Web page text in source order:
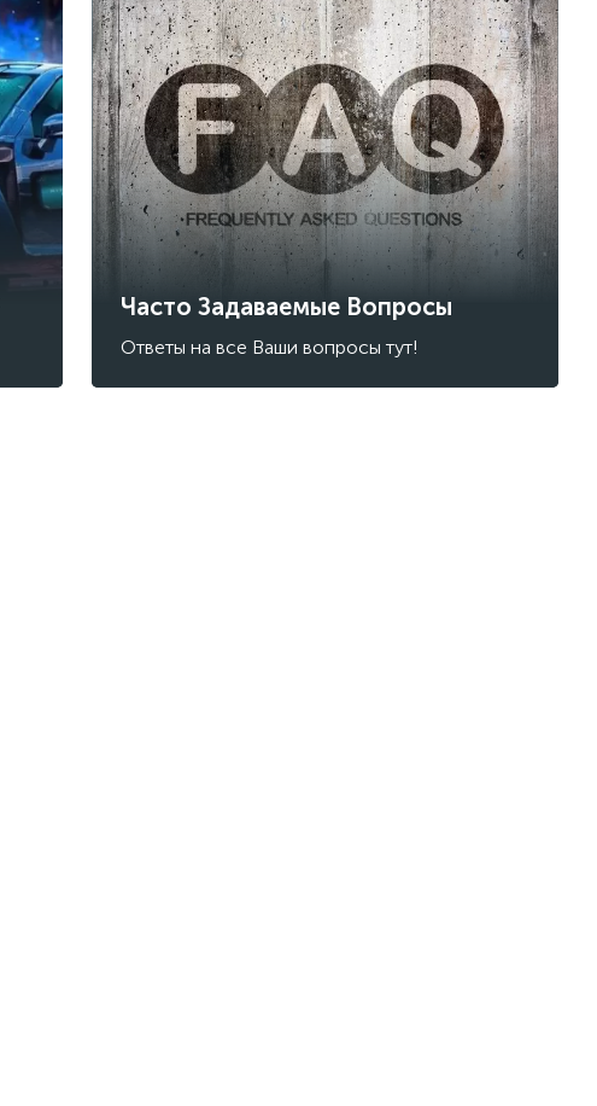
Часто Задаваемые Вопросы
Ответы на все Ваши вопросы тут!